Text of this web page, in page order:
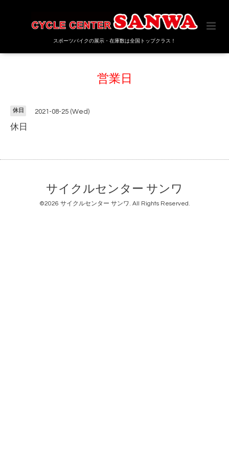
スポーツバイクの展示・在庫数は全国トップクラス！
営業日
休日 2021-08-25 (Wed)
休日
サイクルセンター サンワ
©2026 サイクルセンター サンワ. All Rights Reserved.